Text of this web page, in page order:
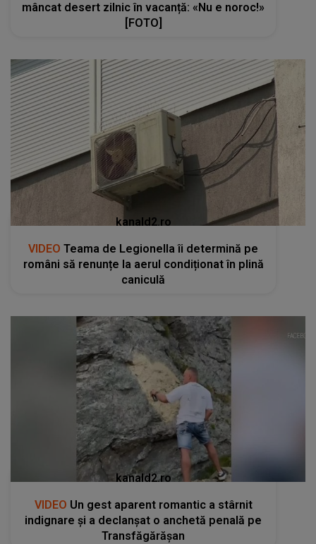
mâncat desert zilnic în vacanță: «Nu e noroc!»
[FOTO]
kanald2.ro
VIDEO Teama de Legionella îi determină pe
români să renunțe la aerul condiționat în plină
caniculă
kanald2.ro
VIDEO Un gest aparent romantic a stârnit
indignare și a declanșat o anchetă penală pe
Transfăgărășan